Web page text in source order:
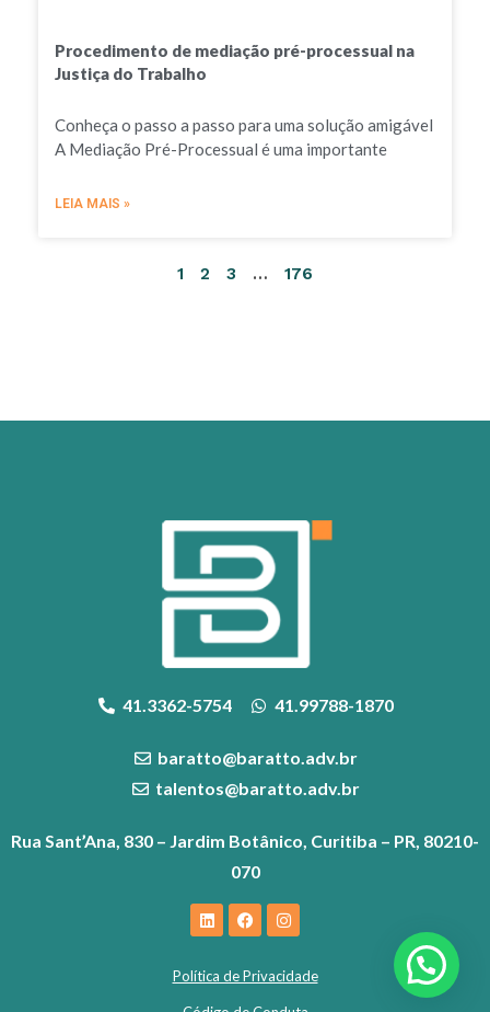
Procedimento de mediação pré-processual na
Justiça do Trabalho
Conheça o passo a passo para uma solução amigável
A Mediação Pré-Processual é uma importante
LEIA MAIS »
1 2 3 … 176
41.3362-5754 41.99788-1870
baratto@baratto.adv.br
talentos@baratto.adv.br
Rua Sant’Ana, 830 – Jardim Botânico, Curitiba – PR, 80210-
070
Política de Privacidade